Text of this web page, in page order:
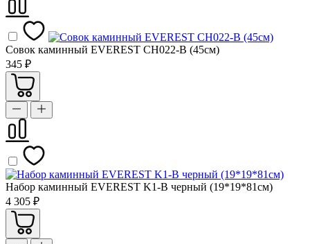
Совок каминный EVEREST CH022-B (45см)
345 ₽
Набор каминный EVEREST K1-B черный (19*19*81см)
4 305 ₽